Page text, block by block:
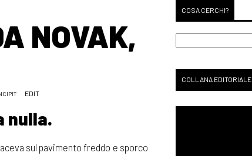
NOVAK,
EDIT
nulla.
sul pavimento freddo e sporco
COSA CERCHI?
COLLANA EDITORIALE